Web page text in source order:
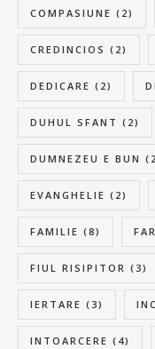
COMPASIUNE (2)
CREDINCIOS (2)
DEDICARE (2)
DUHUL SFANT (2)
DUMNEZEU E BUN
EVANGHELIE (2)
FAMILIE (8)
FIUL RISIPITOR (3)
IERTARE (3)
INTOARCERE (4)